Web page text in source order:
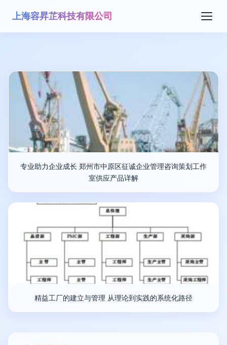
上海容昇芷科技有限公司
专业助力企业成长 郑州市中原区征诚企业管理咨询策划工作
室供应产品详解
精益工厂的建立与管理 从理论到实践的系统化路径